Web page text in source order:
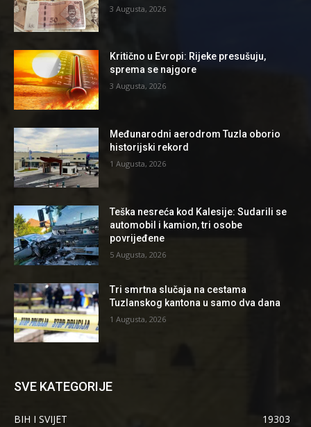
3 Augusta, 2026
Kritično u Evropi: Rijeke presušuju,
sprema se najgore
3 Augusta, 2026
Međunarodni aerodrom Tuzla oborio
historijski rekord
1 Augusta, 2026
Teška nesreća kod Kalesije: Sudarili se
automobil i kamion, tri osobe
povrijeđene
5 Augusta, 2026
Tri smrtna slučaja na cestama
Tuzlanskog kantona u samo dva dana
1 Augusta, 2026
SVE KATEGORIJE
BIH I SVIJET
19303